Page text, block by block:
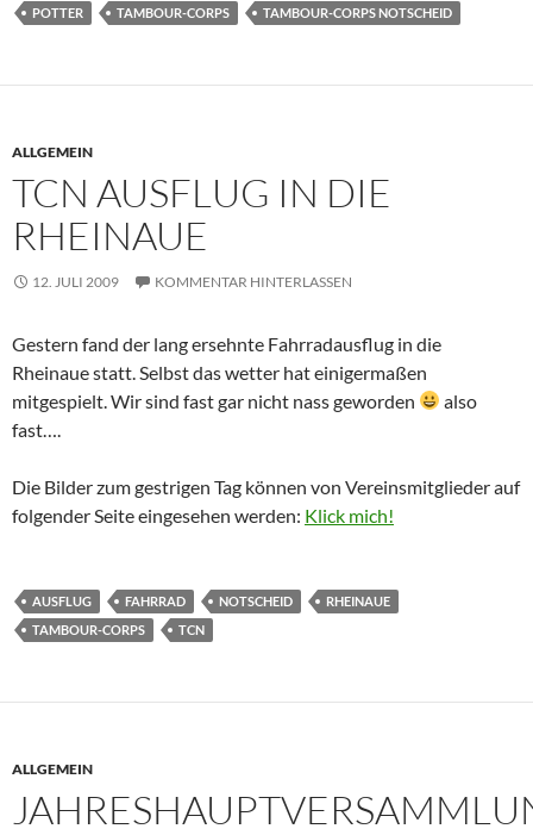
POTTER
TAMBOUR-CORPS TAMBOUR-CORPS NOTSCHEID
ALLGEMEIN
TCN AUSFLUG IN DIE
RHEINAUE
12. JULI 2009 KOMMENTAR HINTERLASSEN
Gestern fand der lang ersehnte Fahrradausflug in die
Rheinaue statt. Selbst das wetter hat einigermaßen
mitgespielt. Wir sind fast gar nicht nass geworden
also
fast….
Die Bilder zum gestrigen Tag können von Vereinsmitglieder auf
folgender Seite eingesehen werden: Klick mich!
AUSFLUG FAHRRAD NOTSCHEID
RHEINAUE
TAMBOUR-CORPS
TCN
ALLGEMEIN